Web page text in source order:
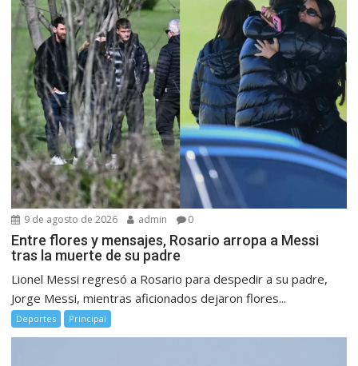
9 de agosto de 2026 admin 0
Entre flores y mensajes, Rosario arropa a Messi
tras la muerte de su padre
Lionel Messi regresó a Rosario para despedir a su padre,
Jorge Messi, mientras aficionados dejaron flores...
Deportes Principal